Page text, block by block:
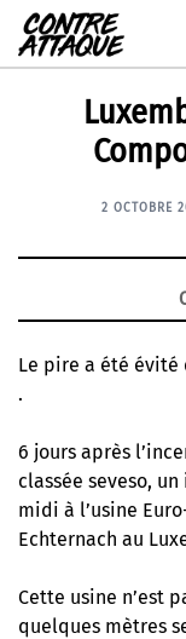
Aller
au
contenu
2 OCTOBRE
Le pire a été évité
.
6 jours après
classée seveso, un
midi à l’usine
Echternach au
Cette usine n’est
quelques mètres